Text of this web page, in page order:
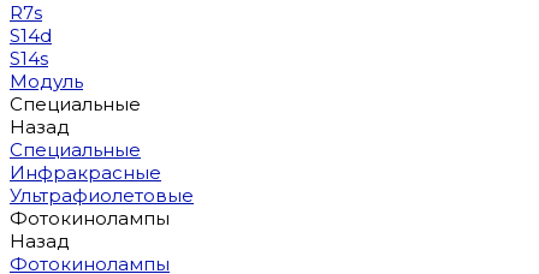
R7s
S14d
S14s
Модуль
Специальные
Назад
Специальные
Инфракрасные
Ультрафиолетовые
Фотокинолампы
Назад
Фотокинолампы